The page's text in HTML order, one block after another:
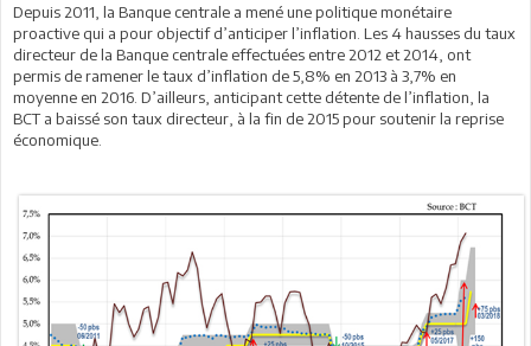
Depuis 2011, la Banque centrale a mené une politique monétaire
proactive qui a pour objectif d’anticiper l’inflation. Les 4 hausses du taux
directeur de la Banque centrale effectuées entre 2012 et 2014, ont
permis de ramener le taux d’inflation de 5,8% en 2013 à 3,7% en
moyenne en 2016. D’ailleurs, anticipant cette détente de l’inflation, la
BCT a baissé son taux directeur, à la fin de 2015 pour soutenir la reprise
économique.